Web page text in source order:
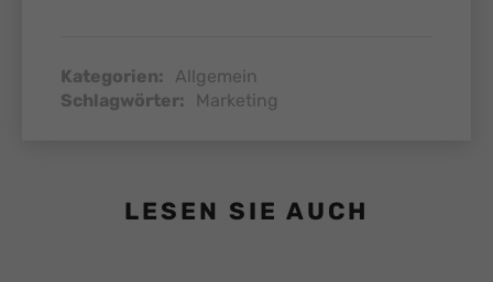
Kategorien:
Allgemein
Schlagwörter:
Marketing
LESEN SIE AUCH